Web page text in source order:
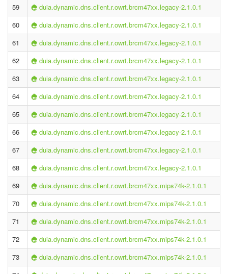
59
duia.dynamic.dns.client.r.owrt.brcm47xx.legacy-2.1.0.1
60
duia.dynamic.dns.client.r.owrt.brcm47xx.legacy-2.1.0.1
61
duia.dynamic.dns.client.r.owrt.brcm47xx.legacy-2.1.0.1
62
duia.dynamic.dns.client.r.owrt.brcm47xx.legacy-2.1.0.1
63
duia.dynamic.dns.client.r.owrt.brcm47xx.legacy-2.1.0.1
64
duia.dynamic.dns.client.r.owrt.brcm47xx.legacy-2.1.0.1
65
duia.dynamic.dns.client.r.owrt.brcm47xx.legacy-2.1.0.1
66
duia.dynamic.dns.client.r.owrt.brcm47xx.legacy-2.1.0.1
67
duia.dynamic.dns.client.r.owrt.brcm47xx.legacy-2.1.0.1
68
duia.dynamic.dns.client.r.owrt.brcm47xx.legacy-2.1.0.1
69
duia.dynamic.dns.client.r.owrt.brcm47xx.mips74k-2.1.0.1
70
duia.dynamic.dns.client.r.owrt.brcm47xx.mips74k-2.1.0.1
71
duia.dynamic.dns.client.r.owrt.brcm47xx.mips74k-2.1.0.1
72
duia.dynamic.dns.client.r.owrt.brcm47xx.mips74k-2.1.0.1
73
duia.dynamic.dns.client.r.owrt.brcm47xx.mips74k-2.1.0.1